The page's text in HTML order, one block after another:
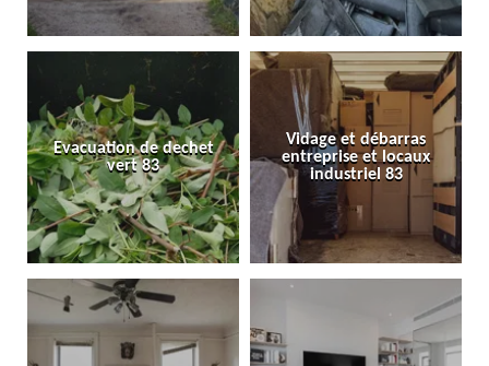
Evacuation de dechet
vert 83
Vidage et débarras
entreprise et locaux
industriel 83